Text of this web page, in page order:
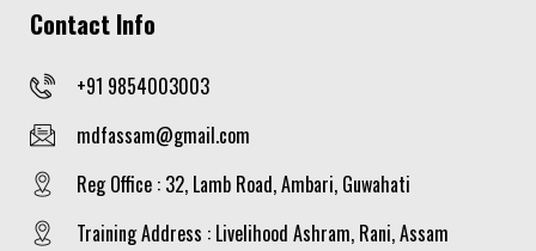
Contact Info
+91 9854003003
mdfassam@gmail.com
Reg Office : 32, Lamb Road, Ambari, Guwahati
Training Address : Livelihood Ashram, Rani, Assam